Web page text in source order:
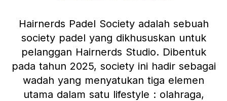
Hairnerds Padel Society adalah sebuah
society padel yang dikhususkan untuk
pelanggan Hairnerds Studio. Dibentuk
pada tahun 2025, society ini hadir sebagai
wadah yang menyatukan tiga elemen
utama dalam satu lifestyle : olahraga,